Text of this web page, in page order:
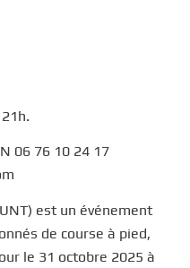
06 76 10 24 17
est un événement
de course à pied,
le 31 octobre 2025 à